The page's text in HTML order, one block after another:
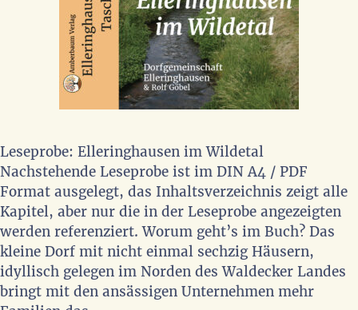
Leseprobe: Elleringhausen im Wildetal
Nachstehende Leseprobe ist im DIN A4 / PDF
Format ausgelegt, das Inhaltsverzeichnis zeigt alle
Kapitel, aber nur die in der Leseprobe angezeigten
werden referenziert. Worum geht’s im Buch? Das
kleine Dorf mit nicht einmal sechzig Häusern,
idyllisch gelegen im Norden des Waldecker Landes
bringt mit den ansässigen Unternehmen mehr